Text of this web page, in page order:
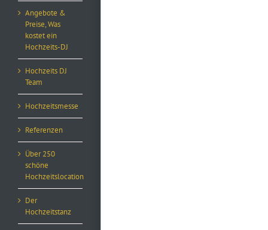
Angebote &
Preise, Was
kostet ein
Hochzeits-DJ
Hochzeits DJ
Team
Hochzeitsmesse
Referenzen
Über 250
schöne
Hochzeitslocation
Der
Hochzeitstanz